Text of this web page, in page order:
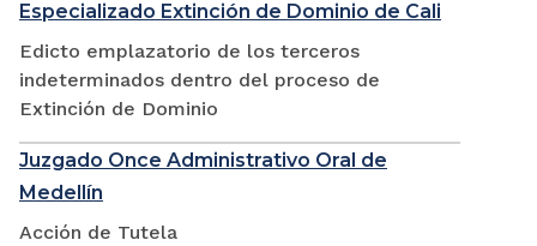
Especializado Extinción de Dominio de Cali
Edicto emplazatorio de los terceros
indeterminados dentro del proceso de
Extinción de Dominio
Juzgado Once Administrativo Oral de
Medellín
Acción de Tutela